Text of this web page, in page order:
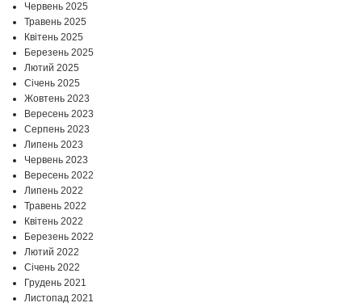
Червень 2025
Травень 2025
Квітень 2025
Березень 2025
Лютий 2025
Січень 2025
Жовтень 2023
Вересень 2023
Серпень 2023
Липень 2023
Червень 2023
Вересень 2022
Липень 2022
Травень 2022
Квітень 2022
Березень 2022
Лютий 2022
Січень 2022
Грудень 2021
Листопад 2021